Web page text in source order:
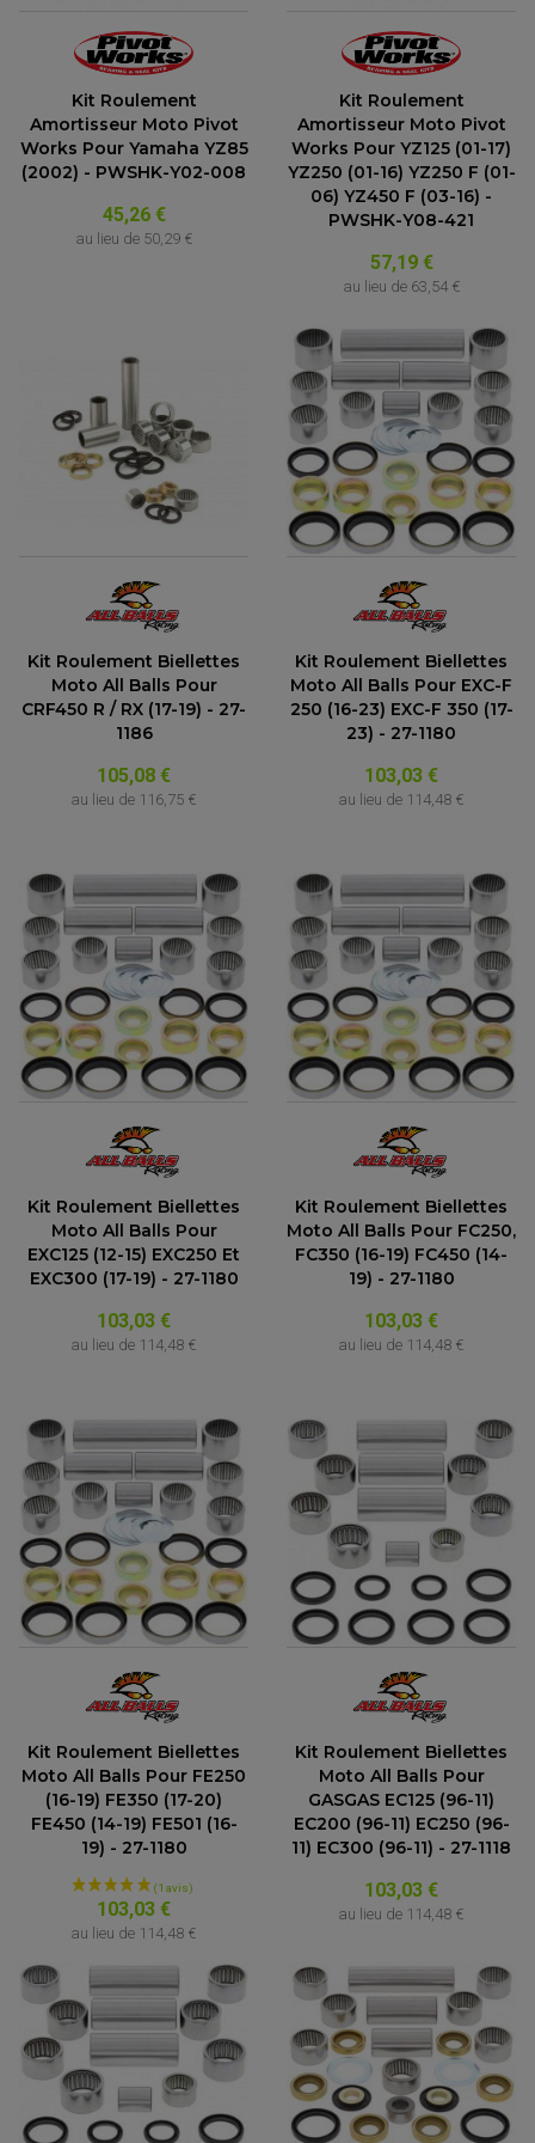
Kit Roulement
Amortisseur Moto Pivot
Works Pour Yamaha YZ85
(2002) - PWSHK-Y02-008
45,26 €
au lieu de 50,29 €
Kit Roulement
Amortisseur Moto Pivot
Works Pour YZ125 (01-17)
YZ250 (01-16) YZ250 F (01-
06) YZ450 F (03-16) -
PWSHK-Y08-421
57,19 €
au lieu de 63,54 €
Kit Roulement Biellettes
Moto All Balls Pour
CRF450 R / RX (17-19) - 27-
1186
105,08 €
au lieu de 116,75 €
Kit Roulement Biellettes
Moto All Balls Pour EXC-F
250 (16-23) EXC-F 350 (17-
23) - 27-1180
103,03 €
au lieu de 114,48 €
Kit Roulement Biellettes
Moto All Balls Pour
EXC125 (12-15) EXC250 Et
EXC300 (17-19) - 27-1180
103,03 €
au lieu de 114,48 €
Kit Roulement Biellettes
Moto All Balls Pour FC250,
FC350 (16-19) FC450 (14-
19) - 27-1180
103,03 €
au lieu de 114,48 €
Kit Roulement Biellettes
Moto All Balls Pour FE250
(16-19) FE350 (17-20)
FE450 (14-19) FE501 (16-
19) - 27-1180
103,03 €
au lieu de 114,48 €
Kit Roulement Biellettes
Moto All Balls Pour
GASGAS EC125 (96-11)
EC200 (96-11) EC250 (96-
11) EC300 (96-11) - 27-1118
103,03 €
au lieu de 114,48 €